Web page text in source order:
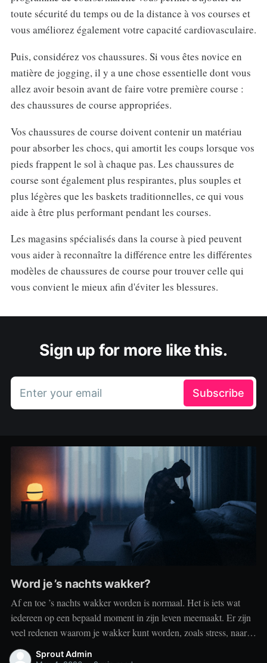
toute sécurité du temps ou de la distance à vos courses et
vous améliorez également votre capacité cardiovasculaire.
Puis, considérez vos chaussures. Si vous êtes novice en
matière de jogging, il y a une chose essentielle dont vous
allez avoir besoin avant de faire votre première course :
des chaussures de course appropriées.
Vos chaussures de course doivent contenir un matériau
pour absorber les chocs, qui amortit les coups lorsque vos
pieds frappent le sol à chaque pas. Les chaussures de
course sont également plus respirantes, plus souples et
plus légères que les baskets traditionnelles, ce qui vous
aide à être plus performant pendant les courses.
Les magasins spécialisés dans la course à pied peuvent
vous aider à reconnaître la différence entre les différentes
modèles de chaussures de course pour trouver celle qui
vous convient le mieux afin d'éviter les blessures.
Sign up for more like this.
Enter your email Subscribe
Word je ’s nachts wakker?
Af en toe ’s nachts wakker worden is normaal. Het is iets wat
iedereen op een bepaald moment in zijn leven meemaakt. Er zijn
veel redenen waarom je wakker kunt worden, zoals stress, naar
het toilet moeten, je omgeving of medische aandoeningen die je
Sprout Admin